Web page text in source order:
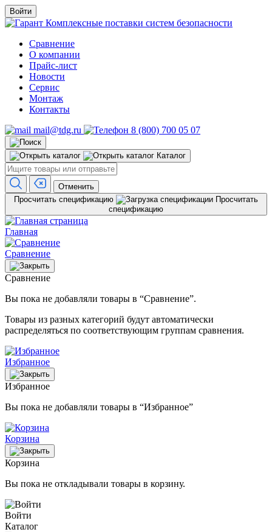
Войти
Комплексные поставки систем безопасности
Сравнение
О компании
Прайс-лист
Новости
Сервис
Монтаж
Контакты
mail@tdg.ru
8 (800) 700 05 07
Каталог
Отменить
Просчитать спецификацию
Просчитать
спецификацию
Главная
Сравнение
Сравнение
Вы пока не добавляли товары в “Сравнение”.
Товары из разных категорий будут автоматически
распределяться по соответствующим группам сравнения.
Избранное
Избранное
Вы пока не добавляли товары в “Избранное”
Корзина
Корзина
Вы пока не откладывали товары в корзину.
Войти
Каталог